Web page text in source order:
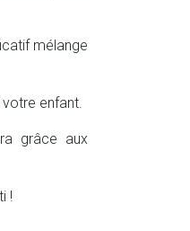
mélange
enfant.
grâce aux
!